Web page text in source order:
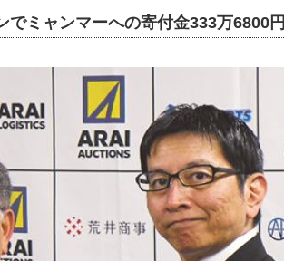
でミャンマーへの寄付金333万6800円